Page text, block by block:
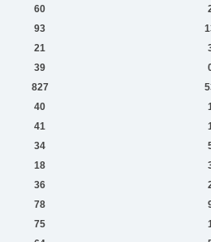
60
93
21
39
827
40
41
34
18
36
78
75